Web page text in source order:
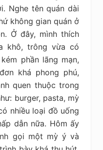
Nghe tên quán dài
không gian quán ở
Ở đây, mình thích
khô, trông vừa có
phần lãng mạn,
khá phong phú,
quen thuộc trong
burger, pasta, mỳ
nhiều loại đồ uống
dẫn nữa. Hôm ấy
gọi một mỳ ý và